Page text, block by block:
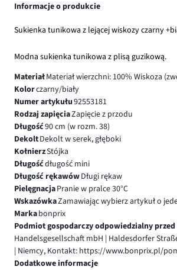
Informacje o produkcie
Sukienka tunikowa z lejącej wiskozy czarny
Modna sukienka tunikowa z plisą guzikową.
MateriałMateriał wierzchni: 100% Wiskoza
Kolorczarny/biały
Numer artykułu92553181
Rodzaj zapięciaZapięcie z przodu
Długość90 cm (w rozm. 38)
DekoltDekolt w serek, głęboki
KołnierzStójka
Długośćdługość mini
Długość rękawówDługi rękaw
PielęgnacjaPranie w pralce 30°C
WskazówkaZamawiając wybierz artykuł o
Markabonprix
Podmiot gospodarczy odpowiedzialny przed
Handelsgesellschaft mbH | Haldesdorfer
| Niemcy, Kontakt: https://www.bonprix.pl/
Dodatkowe informacje